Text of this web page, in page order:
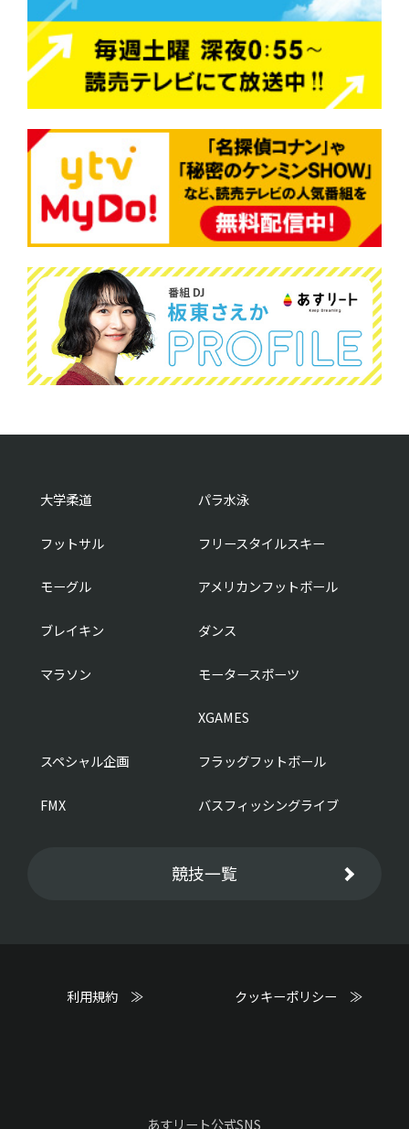
大学柔道 パラ水泳
フットサル フリースタイルスキー
モーグル アメリカンフットボール
ブレイキン ダンス
マラソン モータースポーツ
XGAMES
スペシャル企画 フラッグフットボール
FMX バスフィッシングライブ
競技一覧
利用規約 ≫ クッキーポリシー ≫
あすリート公式SNS